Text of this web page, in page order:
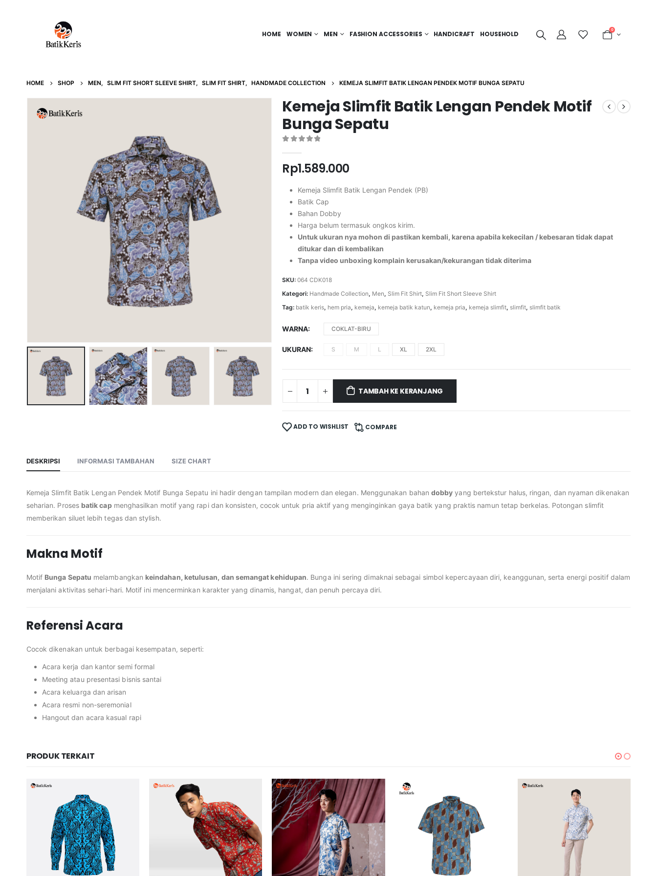
HOME WOMEN MEN FASHION ACCESSORIES HANDICRAFT HOUSEHOLD
0
HOME SHOP MEN, SLIM FIT SHORT SLEEVE SHIRT, SLIM FIT SHIRT, HANDMADE COLLECTION KEMEJA SLIMFIT BATIK LENGAN PENDEK MOTIF BUNGA SEPATU
Kemeja Slimfit Batik Lengan Pendek Motif
Bunga Sepatu
Rp1.589.000
Kemeja Slimfit Batik Lengan Pendek (PB)
Batik Cap
Bahan Dobby
Harga belum termasuk ongkos kirim.
Untuk ukuran nya mohon di pastikan kembali, karena apabila kekecilan / kebesaran tidak dapat
ditukar dan di kembalikan
Tanpa video unboxing komplain kerusakan/kekurangan tidak diterima
SKU:064 CDK018
Kategori: Handmade Collection, Men, Slim Fit Shirt, Slim Fit Short Sleeve Shirt
Tag: batik keris, hem pria, kemeja, kemeja batik katun, kemeja pria, kemeja slimfit, slimfit, slimfit batik
WARNA COKLAT-BIRU
UKURAN S M L XL 2XL
TAMBAH KE KERANJANG
ADD TO WISHLIST COMPARE
DESKRIPSI INFORMASI TAMBAHAN SIZE CHART
Kemeja Slimfit Batik Lengan Pendek Motif Bunga Sepatu ini hadir dengan tampilan modern dan elegan. Menggunakan bahan dobby yang bertekstur halus, ringan, dan nyaman dikenakan
seharian. Proses batik capmenghasilkan motif yang rapi dan konsisten, cocok untuk pria aktif yang menginginkan gaya batik yang praktis namun tetap berkelas. Potongan slimfit
memberikan siluet lebih tegas dan stylish.
Makna Motif
Motif Bunga Sepatu melambangkan keindahan, ketulusan, dan semangat kehidupan. Bunga ini sering dimaknai sebagai simbol kepercayaan diri, keanggunan, serta energi positif dalam
menjalani aktivitas sehari-hari. Motif ini mencerminkan karakter yang dinamis, hangat, dan penuh percaya diri.
Referensi Acara
Cocok dikenakan untuk berbagai kesempatan, seperti:
Acara kerja dan kantor semi formal
Meeting atau presentasi bisnis santai
Acara keluarga dan arisan
Acara resmi non-seremonial
Hangout dan acara kasual rapi
PRODUK TERKAIT